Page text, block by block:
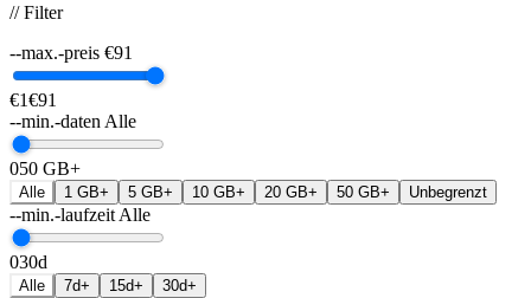
// Filter
--max.-preis €91
€1€91
--min.-daten Alle
050 GB+
Alle 1 GB+ 5 GB+ 10 GB+ 20 GB+ 50 GB+ Unbegrenzt
--min.-laufzeit Alle
030d
Alle 7d+ 15d+
30d+